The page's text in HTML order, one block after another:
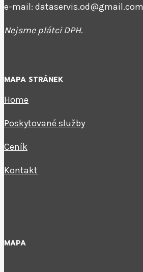
e-mail: dataservis.od@gmail.com
Nejsme plátci DPH.
MAPA STRÁNEK
Home
Poskytované služby
Ceník
Kontakt
MAPA